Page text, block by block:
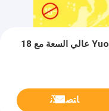
كمبيوتر Yuoto Luscious SS304 PCTG عالي السعة مع 18
ﺎﺘﺼﻟ ﺍﻶﻧ